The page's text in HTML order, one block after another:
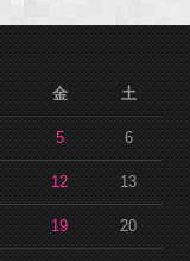
金 土
5 6
12 13
19 20